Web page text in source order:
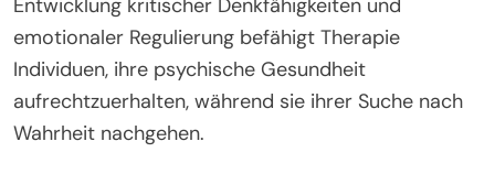
Entwicklung kritischer Denkfähigkeiten und
emotionaler Regulierung befähigt Therapie
Individuen, ihre psychische Gesundheit
aufrechtzuerhalten, während sie ihrer Suche nach
Wahrheit nachgehen.